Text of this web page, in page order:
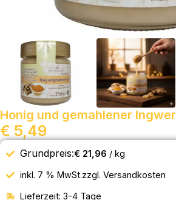
Honig und gemahlener Ingwer
€ 5,49
Grundpreis:€ 21,96 / kg
inkl. 7 % MwSt.zzgl. Versandkosten
Lieferzeit: 3-4 Tage